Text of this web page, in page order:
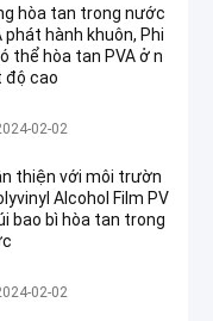
hòa tan trong nước
phát hành khuôn, Phi
thể hòa tan PVA ở n
độ cao
hòa tan trong nước PVA
02-02
thiện với môi trườn
Alcohol Film PV
bao bì hòa tan trong
hòa tan trong nước PVA
02-02